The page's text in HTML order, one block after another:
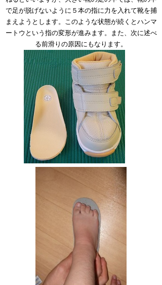
で足が脱げないように５本の指に力を入れて靴を捕
まえようとします。このような状態が続くとハンマ
ートウという指の変形が進みます。また、次に述べ
る前滑りの原因にもなります。